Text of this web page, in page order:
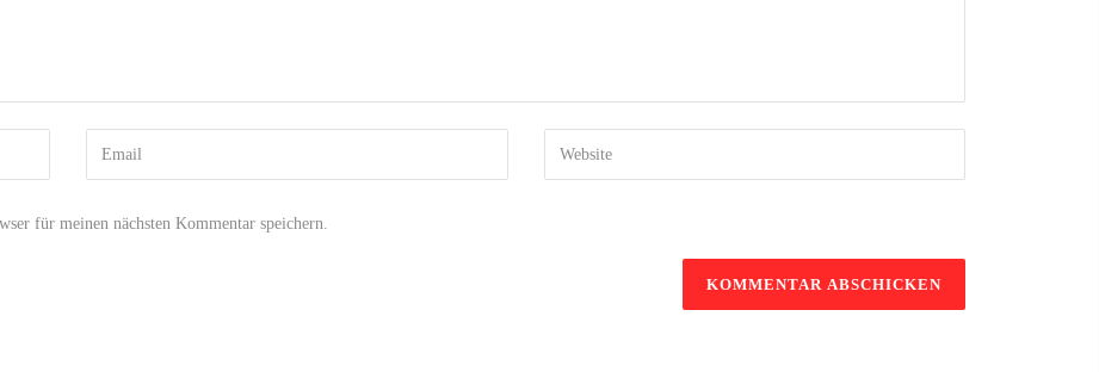
für meinen nächsten Kommentar speichern.